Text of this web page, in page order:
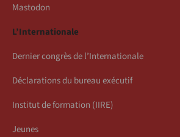
Mastodon
L’Internationale
Dernier congrès de l’Internationale
Déclarations du bureau exécutif
Institut de formation (IIRE)
Jeunes